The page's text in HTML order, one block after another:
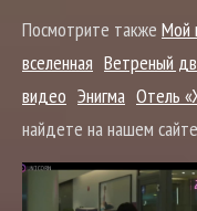
Посмотрите также Мой
вселенная Ветреный
видео Энигма Отель
найдете на нашем